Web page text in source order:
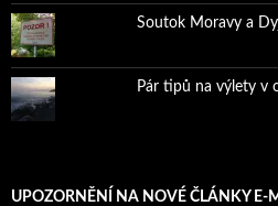
Soutok Moravy a
Pár tipů na výlety v
UPOZORNĚNÍ NA NOVÉ ČLÁNKY E-